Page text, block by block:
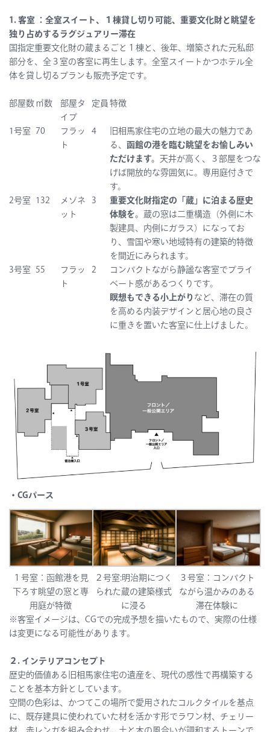
1. 客室 ：全室スイート、１棟貸し切り可能、重要文化財と眺望を
独り占めするラグジュアリー滞在
国指定重要文化財の蔵まるごと１棟と、後年、増築された元私邸
部分を、全３室の客室に再生します。全室スイートかつホテル全
体を貸し切るプランも販売予定です。
部屋数 ㎡数
部屋タ
イプ
定員 特徴
1号室 70
フラッ
ト
4
旧相馬家住宅の立地の最大の魅力であ
る、 函館の港を臨む眺望をお愉しみい
ただけます。 天井が高く、３部屋をつな
げば開放的な雰囲気に。専用庭付きで
す。
2号室
132
メゾネ
ット
3
重要文化財指定の「蔵」に泊まる歴史
体験を。 蔵の窓は二重構造（外側に木
製建具、内側にガラス）になってお
り、雪国や寒い地域特有の建築的特徴
を間近にみられます。
3号室 55
フラッ
ト
2
コンパクトながら静謐な客室でプライ
ベート感があるつくりです。
瞑想もできる小上がり など、滞在の質
を高める内装デザインと居心地の良さ
に重きを置いた客室に仕上げました。
・CGパース
１号室：函館港を見
下ろす眺望の窓と専
用庭が特徴
２号室:明治期につく
られた蔵の建築様式
に浸る
３号室：コンパクト
ながら温かみのある
滞在体験に
※客室イメージは、CGでの完成予想を描いたもので、実際の仕様
は変更になる可能性があります。
２. インテリアコンセプト
歴史的価値ある旧相馬家住宅の遺産を、現代の感性で再構築する
ことを基本方針としています。
空間の色彩は、かつてこの場所で愛用されたコルクタイルを基点
に、既存建具に使われていた材を活かす形でラワン材、チェリー